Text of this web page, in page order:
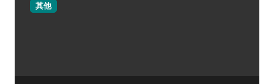
其他